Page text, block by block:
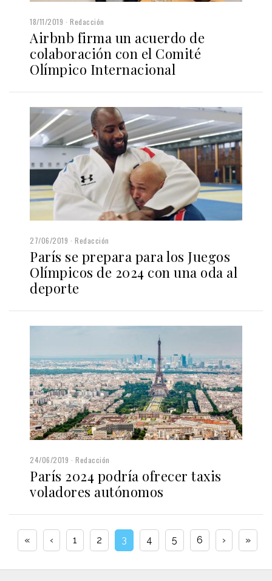
18/11/2019 Redacción
Airbnb firma un acuerdo de
colaboración con el Comité
Olímpico Internacional
27/06/2019 Redacción
París se prepara para los Juegos
Olímpicos de 2024 con una oda al
deporte
24/06/2019 Redacción
París 2024 podría ofrecer taxis
voladores autónomos
« ‹ 1 2 3 4 5 6 › »